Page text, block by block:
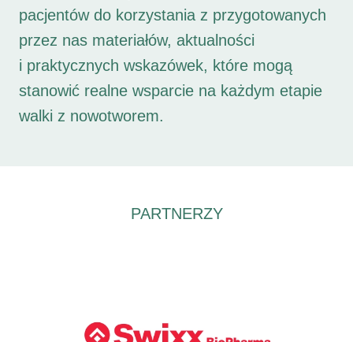
pacjentów do korzystania z przygotowanych
przez nas materiałów, aktualności
i praktycznych wskazówek, które mogą
stanowić realne wsparcie na każdym etapie
walki z nowotworem.
PARTNERZY